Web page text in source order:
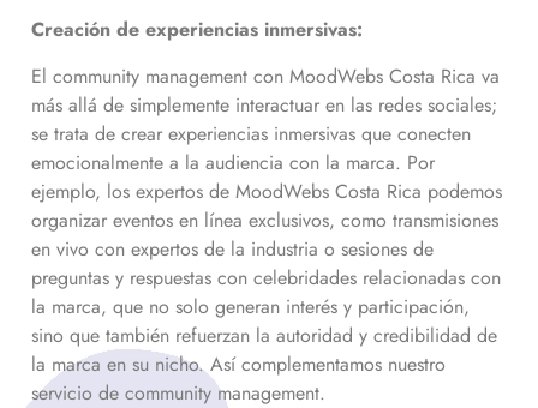
Creación de experiencias inmersivas:
El community management con MoodWebs Costa Rica va
más allá de simplemente interactuar en las redes sociales;
se trata de crear experiencias inmersivas que conecten
emocionalmente a la audiencia con la marca. Por
ejemplo, los expertos de MoodWebs Costa Rica podemos
organizar eventos en línea exclusivos, como transmisiones
en vivo con expertos de la industria o sesiones de
preguntas y respuestas con celebridades relacionadas con
la marca, que no solo generan interés y participación,
sino que también refuerzan la autoridad y credibilidad de
la marca en su nicho. Así complementamos nuestro
servicio de community management.